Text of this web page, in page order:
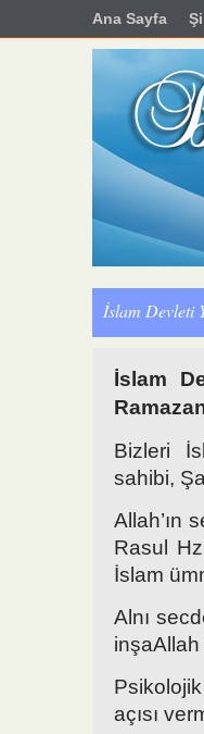
Ana Sayfa
İslam Devleti
İslam
Bizleri
sahibi,
Allah’ın
Rasul
İslam
Alnı
açısı